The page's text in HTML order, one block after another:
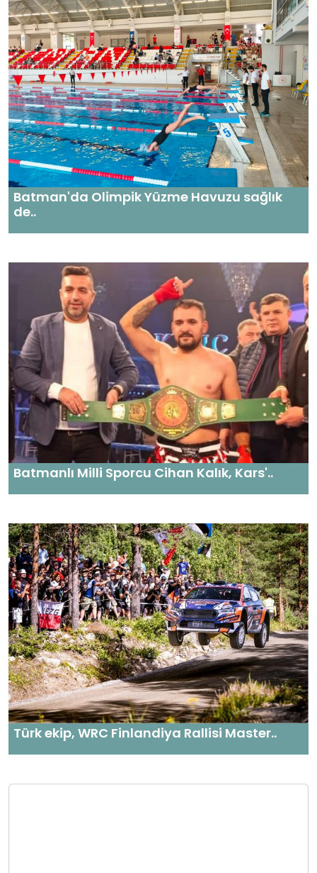
Batman'da Olimpik Yüzme Havuzu sağlık
de..
Batmanlı Milli Sporcu Cihan Kalık, Kars'..
Türk ekip, WRC Finlandiya Rallisi Master..